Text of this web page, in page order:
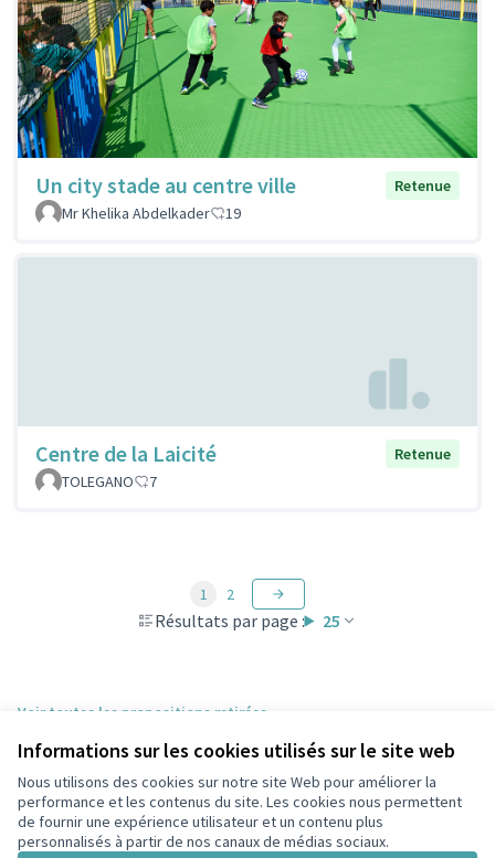
Informations sur les cookies utilisés sur le site web
Nous utilisons des cookies sur notre site Web pour améliorer la
performance et les contenus du site. Les cookies nous permettent
de fournir une expérience utilisateur et un contenu plus
personnalisés à partir de nos canaux de médias sociaux.
Un city stade au centre ville
Retenue
Mr Khelika Abdelkader
19
Centre de la Laicité
Retenue
TOLEGANO
7
Résultats par page : 25
1 2
Voir toutes les propositions retirées
Conditions d'utilisation
Paramètres des cookies
participons.colombes.fr sur Facebook